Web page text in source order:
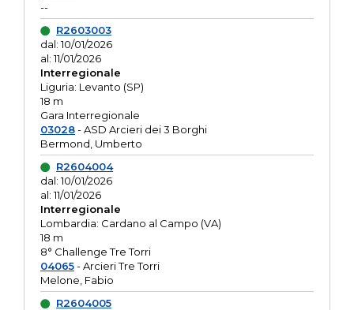
--
R2603003
dal: 10/01/2026
al: 11/01/2026
Interregionale
Liguria: Levanto (SP)
18 m
Gara Interregionale
03028- ASD Arcieri dei 3 Borghi
Bermond, Umberto
R2604004
dal: 10/01/2026
al: 11/01/2026
Interregionale
Lombardia: Cardano al Campo (VA)
18 m
8° Challenge Tre Torri
04065- Arcieri Tre Torri
Melone, Fabio
R2604005